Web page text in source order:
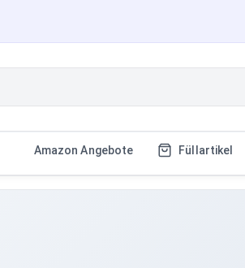
Amazon Angebote Füllartikel